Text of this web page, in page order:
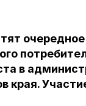
очередное
в
края.